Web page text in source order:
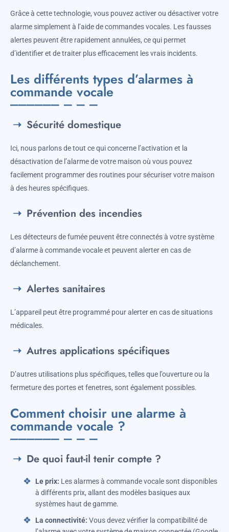
Grâce à cette technologie, vous pouvez activer ou désactiver votre
alarme simplement à l’aide de commandes vocales. Les fausses
alertes peuvent être rapidement annulées, ce qui permet
d’identifier et de traiter plus efficacement les vrais incidents.
Les différents types d’alarmes à
commande vocale
Sécurité domestique
Ici, nous parlons de tout ce qui concerne l’activation et la
désactivation de l’alarme de votre maison où vous pouvez
facilement programmer des routines pour sécuriser votre maison
à des heures spécifiques.
Prévention des incendies
Les détecteurs de fumée peuvent être connectés à votre système
d’alarme à commande vocale et peuvent alerter en cas de
déclanchement.
Alertes sanitaires
L’appareil peut être programmé pour alerter en cas de situations
médicales.
Autres applications spécifiques
D’autres utilisations plus spécifiques, telles que l’ouverture ou la
fermeture des portes et fenetres, sont également possibles.
Comment choisir une alarme à
commande vocale ?
De quoi faut-il tenir compte ?
Le prix: Les alarmes à commande vocale sont disponibles
à différents prix, allant des modèles basiques aux
systèmes haut de gamme.
La connectivité: Vous devez vérifier la compatibilité de